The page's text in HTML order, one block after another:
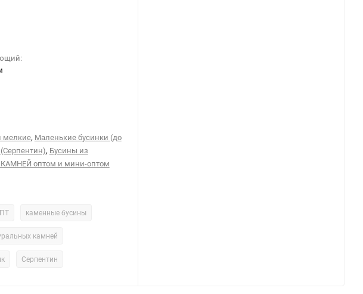
мелкие, Маленькие бусинки (до
, Бусины из
оптом и мини-оптом
каменные бусины
камней
Серпентин